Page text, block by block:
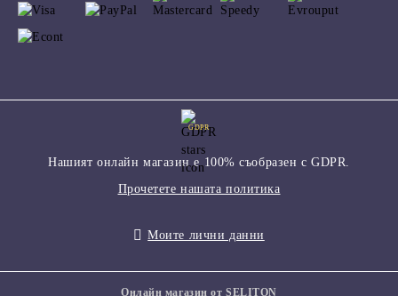
GDPR
Нашият онлайн магазин е 100% съобразен с GDPR.
Прочетете нашата политика
Моите лични данни
Онлайн магазин от SELITON